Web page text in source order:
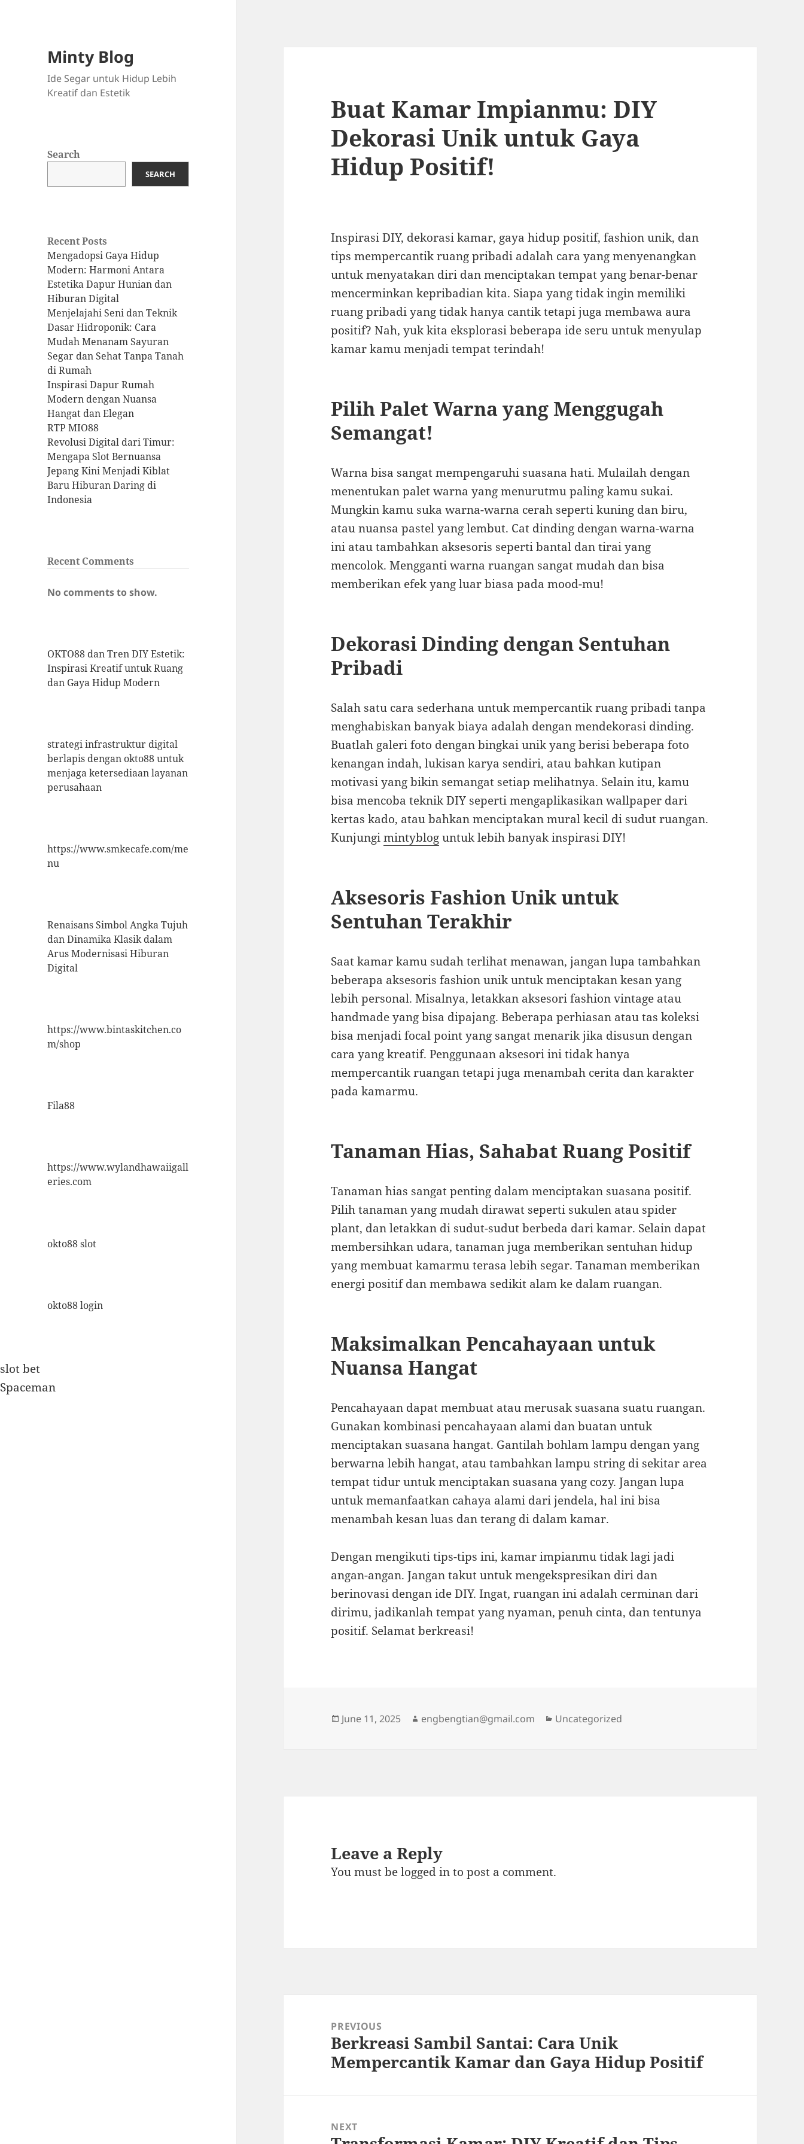
Minty Blog
Ide Segar untuk Hidup Lebih
Kreatif dan Estetik
Search
SEARCH
Recent Posts
Mengadopsi Gaya Hidup
Modern: Harmoni Antara
Estetika Dapur Hunian dan
Hiburan Digital
Menjelajahi Seni dan Teknik
Dasar Hidroponik: Cara
Mudah Menanam Sayuran
Segar dan Sehat Tanpa Tanah
di Rumah
Inspirasi Dapur Rumah
Modern dengan Nuansa
Hangat dan Elegan
RTP MIO88
Revolusi Digital dari Timur:
Mengapa Slot Bernuansa
Jepang Kini Menjadi Kiblat
Baru Hiburan Daring di
Indonesia
Recent Comments
No comments to show.
OKTO88 dan Tren DIY Estetik:
Inspirasi Kreatif untuk Ruang
dan Gaya Hidup Modern
strategi infrastruktur digital
berlapis dengan okto88 untuk
menjaga ketersediaan layanan
perusahaan
https://www.smkecafe.com/me
nu
Renaisans Simbol Angka Tujuh
dan Dinamika Klasik dalam
Arus Modernisasi Hiburan
Digital
https://www.bintaskitchen.co
m/shop
Fila88
https://www.wylandhawaiigall
eries.com
okto88 slot
okto88 login
slot bet
Spaceman
Buat Kamar Impianmu: DIY
Dekorasi Unik untuk Gaya
Hidup Positif!
Inspirasi DIY, dekorasi kamar, gaya hidup positif, fashion unik, dan
tips mempercantik ruang pribadi adalah cara yang menyenangkan
untuk menyatakan diri dan menciptakan tempat yang benar-benar
mencerminkan kepribadian kita. Siapa yang tidak ingin memiliki
ruang pribadi yang tidak hanya cantik tetapi juga membawa aura
positif? Nah, yuk kita eksplorasi beberapa ide seru untuk menyulap
kamar kamu menjadi tempat terindah!
Pilih Palet Warna yang Menggugah
Semangat!
Warna bisa sangat mempengaruhi suasana hati. Mulailah dengan
menentukan palet warna yang menurutmu paling kamu sukai.
Mungkin kamu suka warna-warna cerah seperti kuning dan biru,
atau nuansa pastel yang lembut. Cat dinding dengan warna-warna
ini atau tambahkan aksesoris seperti bantal dan tirai yang
mencolok. Mengganti warna ruangan sangat mudah dan bisa
memberikan efek yang luar biasa pada mood-mu!
Dekorasi Dinding dengan Sentuhan
Pribadi
Salah satu cara sederhana untuk mempercantik ruang pribadi tanpa
menghabiskan banyak biaya adalah dengan mendekorasi dinding.
Buatlah galeri foto dengan bingkai unik yang berisi beberapa foto
kenangan indah, lukisan karya sendiri, atau bahkan kutipan
motivasi yang bikin semangat setiap melihatnya. Selain itu, kamu
bisa mencoba teknik DIY seperti mengaplikasikan wallpaper dari
kertas kado, atau bahkan menciptakan mural kecil di sudut ruangan.
Kunjungimintybloguntuk lebih banyak inspirasi DIY!
Aksesoris Fashion Unik untuk
Sentuhan Terakhir
Saat kamar kamu sudah terlihat menawan, jangan lupa tambahkan
beberapa aksesoris fashion unik untuk menciptakan kesan yang
lebih personal. Misalnya, letakkan aksesori fashion vintage atau
handmade yang bisa dipajang. Beberapa perhiasan atau tas koleksi
bisa menjadi focal point yang sangat menarik jika disusun dengan
cara yang kreatif. Penggunaan aksesori ini tidak hanya
mempercantik ruangan tetapi juga menambah cerita dan karakter
pada kamarmu.
Tanaman Hias, Sahabat Ruang Positif
Tanaman hias sangat penting dalam menciptakan suasana positif.
Pilih tanaman yang mudah dirawat seperti sukulen atau spider
plant, dan letakkan di sudut-sudut berbeda dari kamar. Selain dapat
membersihkan udara, tanaman juga memberikan sentuhan hidup
yang membuat kamarmu terasa lebih segar. Tanaman memberikan
energi positif dan membawa sedikit alam ke dalam ruangan.
Maksimalkan Pencahayaan untuk
Nuansa Hangat
Pencahayaan dapat membuat atau merusak suasana suatu ruangan.
Gunakan kombinasi pencahayaan alami dan buatan untuk
menciptakan suasana hangat. Gantilah bohlam lampu dengan yang
berwarna lebih hangat, atau tambahkan lampu string di sekitar area
tempat tidur untuk menciptakan suasana yang cozy. Jangan lupa
untuk memanfaatkan cahaya alami dari jendela, hal ini bisa
menambah kesan luas dan terang di dalam kamar.
Dengan mengikuti tips-tips ini, kamar impianmu tidak lagi jadi
angan-angan. Jangan takut untuk mengekspresikan diri dan
berinovasi dengan ide DIY. Ingat, ruangan ini adalah cerminan dari
dirimu, jadikanlah tempat yang nyaman, penuh cinta, dan tentunya
positif. Selamat berkreasi!
Posted
June 11, 2025 Author
engbengtian@gmail.com Categories
Uncategorized
Leave a Reply
You must belogged into post a comment.
navigationPREVIOUS
Previous
post:
Berkreasi Sambil Santai: Cara Unik
Mempercantik Kamar dan Gaya Hidup Positif
NEXT